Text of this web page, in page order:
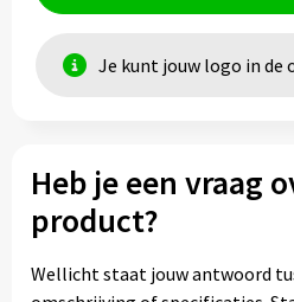
Je kunt jouw logo in de
Heb je een vraag
product?
Wellicht staat jouw antwoord